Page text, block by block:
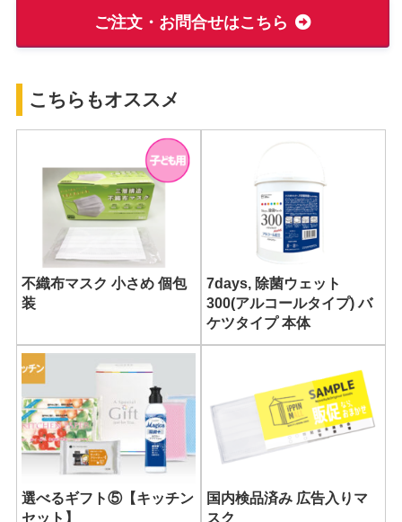
ご注文・お問合せはこちら
こちらもオススメ
不織布マスク 小さめ 個包
装
7days, 除菌ウェット
300(アルコールタイプ) バ
ケツタイプ 本体
選べるギフト⑤【キッチン
セット】
国内検品済み 広告入りマ
スク